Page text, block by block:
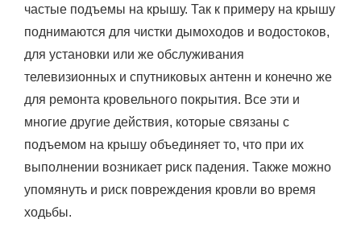
частые подъемы на крышу. Так к примеру на крышу
поднимаются для чистки дымоходов и водостоков,
для установки или же обслуживания
телевизионных и спутниковых антенн и конечно же
для ремонта кровельного покрытия. Все эти и
многие другие действия, которые связаны с
подъемом на крышу объединяет то, что при их
выполнении возникает риск падения. Также можно
упомянуть и риск повреждения кровли во время
ходьбы.